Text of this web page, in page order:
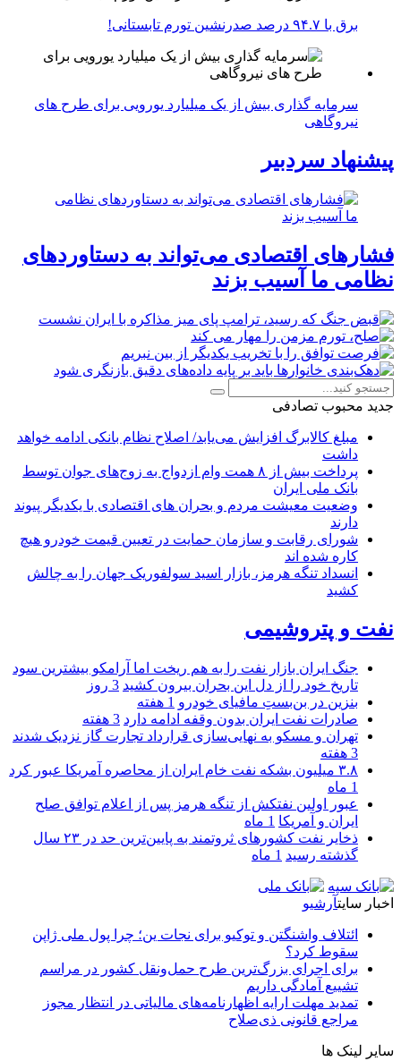
برق با ۹۴.۷ درصد صدرنشین تورم تابستانی!
سرمایه گذاری بیش از یک میلیارد یورویی برای طرح های
نیروگاهی
پیشنهاد سردبیر
فشارهای اقتصادی می‌تواند به دستاوردهای
نظامی ما آسیب بزند
جدید محبوب تصادفی
مبلغ کالابرگ افزایش می‌یابد/ اصلاح نظام بانکی ادامه خواهد
داشت
پرداخت بیش از ۸ همت وام ازدواج به زوج‌های جوان توسط
بانک ملی ایران
وضعیت معیشت مردم و بحران های اقتصادی با یکدیگر پیوند
دارند
شورای رقابت و سازمان حمایت در تعیین قیمت خودرو هیچ
کاره شده اند
انسداد تنگه هرمز، بازار اسید سولفوریک جهان را به چالش
کشید
نفت و پتروشیمی
جنگ ایران بازار نفت را به هم ریخت اما آرامکو بیشترین سود
تاریخ خود را از دل این بحران بیرون کشید 3 روز
بنزین در بن‌بستِ مافیای خودرو 1 هفته
صادرات نفت ایران بدون وقفه ادامه دارد 3 هفته
تهران و مسکو به نهایی‌سازی قرارداد تجارت گاز نزدیک شدند
3 هفته
۳.۸ میلیون بشکه نفت خام ایران از محاصره آمریکا عبور کرد
1 ماه
عبور اولین نفتکش از تنگه هرمز پس از اعلام توافق صلح
ایران و آمریکا 1 ماه
ذخایر نفت کشورهای ثروتمند به پایین‌ترین حد در ۲۳ سال
گذشته رسید 1 ماه
اخبار سایتآرشیو
ائتلاف واشنگتن و توکیو برای نجات ین؛ چرا پول ملی ژاپن
سقوط کرد؟
برای اجرای بزرگ‌ترین طرح حمل‌ونقل کشور در مراسم
تشییع آمادگی داریم
تمدید مهلت ارایه اظهارنامه‌های مالیاتی در انتظار مجوز
مراجع قانونی ذی‌‏صلاح
سایر لینک ها